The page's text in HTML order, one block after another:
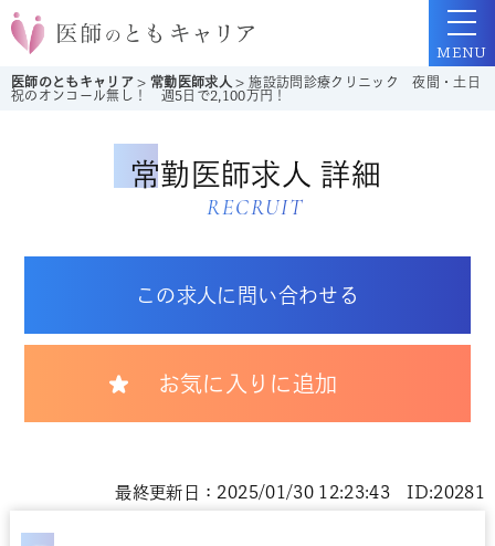
医師のともキャリア >常勤医師求人 >施設訪問診療クリニック 夜間・土日
祝のオンコール無し！ 週5日で2,100万円！
MENU
常勤医師求人 詳細
RECRUIT
この求人に問い合わせる
お気に入りに追加
最終更新日：2025/01/30 12:23:43 ID:20281